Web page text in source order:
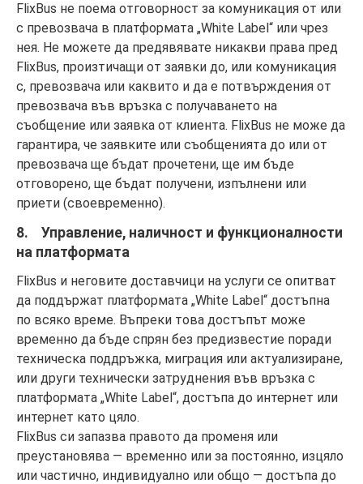
FlixBus не поема отговорност за комуникация от или
с превозвача в платформата „White Label“ или чрез
нея. Не можете да предявявате никакви права пред
FlixBus, произтичащи от заявки до, или комуникация
с, превозвача или каквито и да е потвърждения от
превозвача във връзка с получаването на
съобщение или заявка от клиента. FlixBus не може да
гарантира, че заявките или съобщенията до или от
превозвача ще бъдат прочетени, ще им бъде
отговорено, ще бъдат получени, изпълнени или
приети (своевременно).
8. Управление, наличност и функционалности
на платформата
FlixBus и неговите доставчици на услуги се опитват
да поддържат платформата „White Label“ достъпна
по всяко време. Въпреки това достъпът може
временно да бъде спрян без предизвестие поради
техническа поддръжка, миграция или актуализиране,
или други технически затруднения във връзка с
платформата „White Label“, достъпа до интернет или
интернет като цяло.
FlixBus си запазва правото да променя или
преустановява — временно или за постоянно, изцяло
или частично, индивидуално или общо — достъпа до